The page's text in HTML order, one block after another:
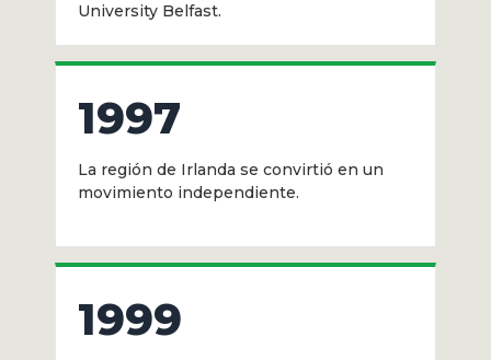
University Belfast.
1997
La región de Irlanda se convirtió en un
movimiento independiente.
1999